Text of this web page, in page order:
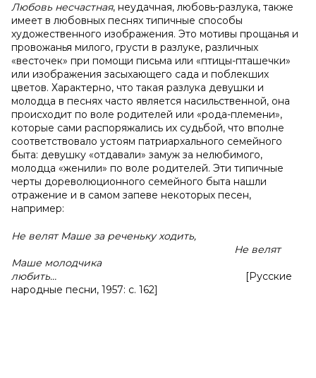
Любовь несчастная, неудачная, любовь-разлука, также
имеет в любовных песнях типичные способы
художественного изображения. Это мотивы прощанья и
провожанья милого, грусти в разлуке, различных
«весточек» при помощи письма или «птицы-пташечки»
или изображения засыхающего сада и поблекших
цветов. Характерно, что такая разлука девушки и
молодца в песнях часто является насильственной, она
происходит по воле родителей или «рода-племени»,
которые сами распоряжались их судьбой, что вполне
соответствовало устоям патриархального семейного
быта: девушку «отдавали» замуж за нелюбимого,
молодца «женили» по воле родителей. Эти типичные
черты дореволюционного семейного быта нашли
отражение и в самом запеве некоторых песен,
например:
Не велят Маше за реченьку ходить,
Не велят
Маше молодчика
любить…
[Русские
народные песни, 1957: с. 162]